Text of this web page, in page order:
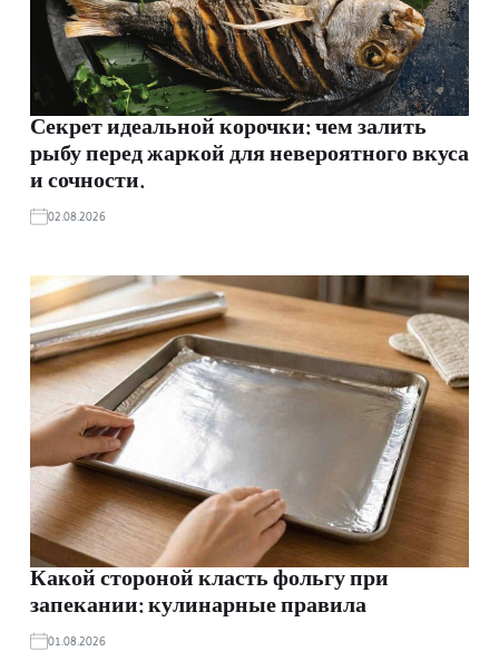
Секрет идеальной корочки: чем залить
рыбу перед жаркой для невероятного вкуса
и сочности.
02.08.2026
Какой стороной класть фольгу при
запекании: кулинарные правила
01.08.2026